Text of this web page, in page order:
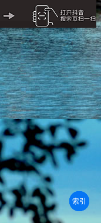
部首
笔划
拼音
潮拼